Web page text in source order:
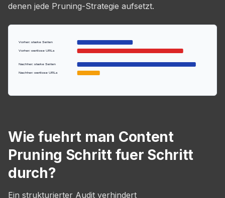
denen jede Pruning-Strategie aufsetzt.
Vorher: starke Seiten
Vorher: wertlose URLs
Nachher: starke Seiten
Nachher: wertlose URLs
Wie fuehrt man Content
Pruning Schritt fuer Schritt
durch?
Ein strukturierter Audit verhindert